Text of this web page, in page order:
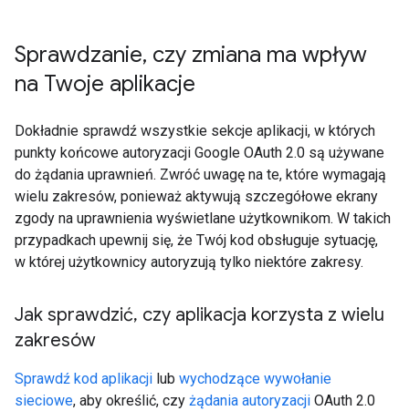
Sprawdzanie, czy zmiana ma wpływ
na Twoje aplikacje
Dokładnie sprawdź wszystkie sekcje aplikacji, w których
punkty końcowe autoryzacji Google OAuth 2.0 są używane
do żądania uprawnień. Zwróć uwagę na te, które wymagają
wielu zakresów, ponieważ aktywują szczegółowe ekrany
zgody na uprawnienia wyświetlane użytkownikom. W takich
przypadkach upewnij się, że Twój kod obsługuje sytuację,
w której użytkownicy autoryzują tylko niektóre zakresy.
Jak sprawdzić, czy aplikacja korzysta z wielu
zakresów
Sprawdź kod aplikacji lub wychodzące wywołanie
sieciowe, aby określić, czy żądania autoryzacji OAuth 2.0